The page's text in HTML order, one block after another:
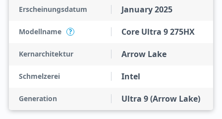
Erscheinungsdatum January 2025
Modellname ? Core Ultra 9 275HX
Kernarchitektur Arrow Lake
Schmelzerei Intel
Generation Ultra 9 (Arrow Lake)